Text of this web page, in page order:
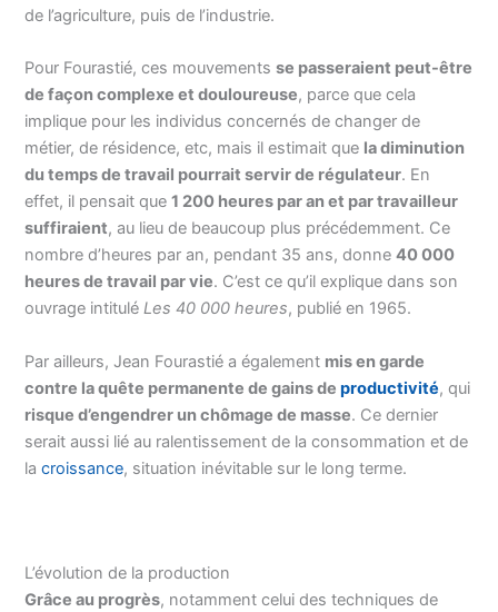
de l’agriculture, puis de l’industrie.
Pour Fourastié, ces mouvementsse passeraient peut-être
de façon complexe et douloureuse, parce que cela
implique pour les individus concernés de changer de
métier, de résidence, etc, mais il estimait que la diminution
du temps de travail pourrait servir de régulateur. En
effet, il pensait que1 200 heures par an et par travailleur
suffiraient, au lieu de beaucoup plus précédemment. Ce
nombre d’heures par an, pendant 35 ans, donne40 000
heures de travail par vie. C’est ce qu’il explique dans son
ouvrage intituléLes 40 000 heures, publié en 1965.
Par ailleurs, Jean Fourastié a également mis en garde
contre la quête permanente de gains deproductivité, qui
risque d’engendrer un chômage de masse. Ce dernier
serait aussi lié au ralentissement de la consommation et de
lacroissance, situation inévitable sur le long terme.
L’évolution de la production
Grâce au progrès, notamment celui des techniques de